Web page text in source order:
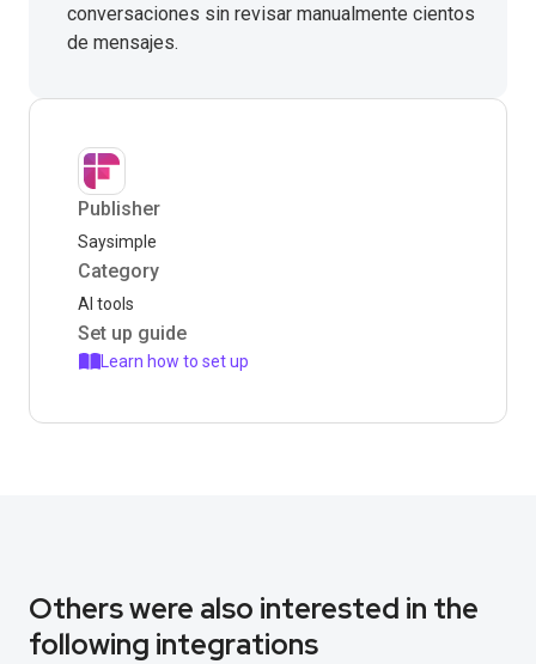
conversaciones sin revisar manualmente cientos
de mensajes.
Publisher
Saysimple
Category
AI tools
Set up guide
Learn how to set up
Others were also interested in the
following integrations